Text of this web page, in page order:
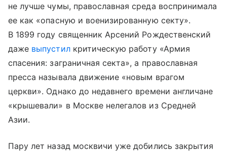
не лучше чумы, православная среда воспринимала
ее как «опасную и военизированную секту».
В 1899 году священник Арсений Рождественский
даже выпустилкритическую работу «Армия
спасения: заграничная секта», а православная
пресса называла движение «новым врагом
церкви». Однако до недавнего времени англичане
«крышевали» в Москве нелегалов из Средней
Азии.
Пару лет назад москвичи уже добились закрытия